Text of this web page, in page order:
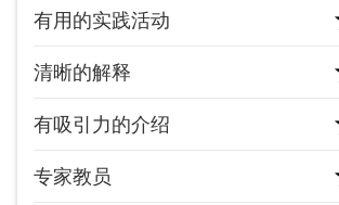
有用的实践活动
清晰的解释
有吸引力的介绍
专家教员